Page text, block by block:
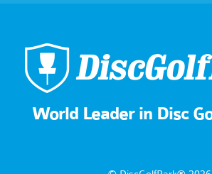
World Leader in Disc